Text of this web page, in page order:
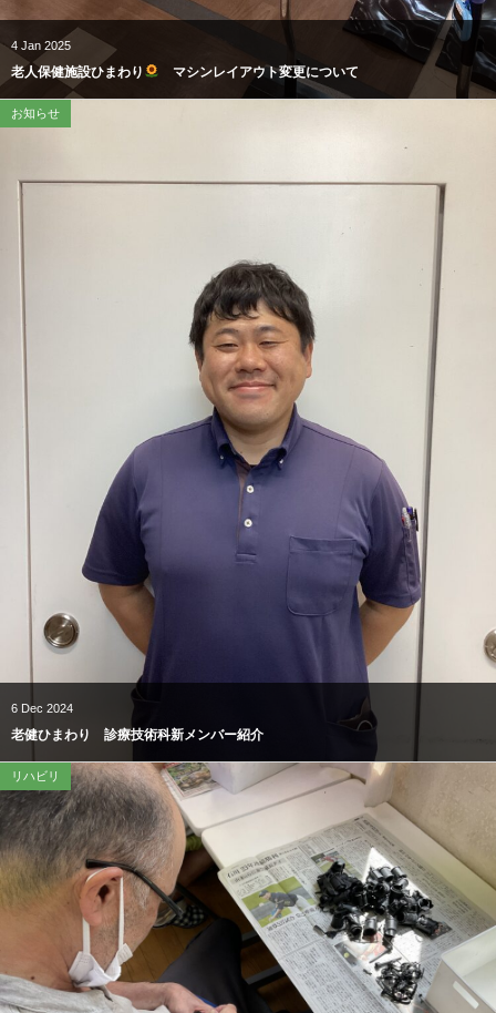
4 Jan 2025
老人保健施設ひまわり マシンレイアウト変更について
お知らせ
6 Dec 2024
老健ひまわり 診療技術科新メンバー紹介
リハビリ